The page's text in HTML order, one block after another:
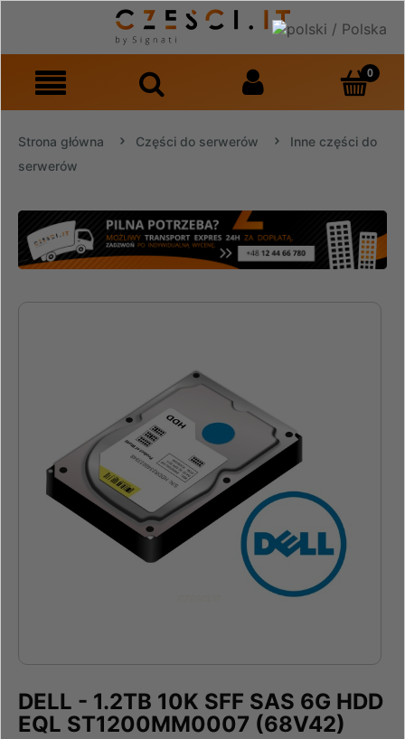
Strona główna Części do serwerów
Inne części do
serwerów
DELL - 1.2TB 10K SFF SAS 6G HDD
EQL ST1200MM0007 (68V42)